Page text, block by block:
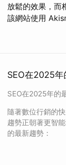
放鬆的效果，而
該網站使用
SEO在2025
SEO在2025年的
隨著數位行銷的
趨勢正朝著更智
的最新趨勢：